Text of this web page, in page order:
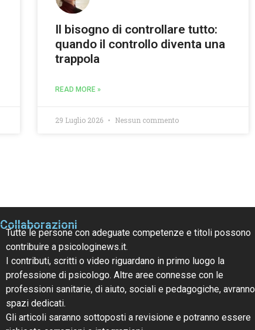
Il bisogno di controllare tutto:
quando il controllo diventa una
trappola
READ MORE »
29 Luglio 2026 Nessun commento
Collaborazioni
Tutte le persone con adeguate competenze e titoli possono
contribuire a psicologinews.it.
I contributi, scritti o video riguardano in primo luogo la
professione di psicologo. Altre aree connesse con le
professioni sanitarie, di aiuto, sociali e pedagogiche, avranno
spazi dedicati.
Gli articoli saranno sottoposti a revisione e potranno essere